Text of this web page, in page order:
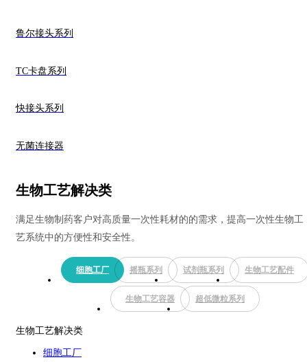
鲁尔接头系列
TC卡盘系列
快接头系列
无菌连接器
生物工艺解决类
满足生物制药客户对高质量一次性耗材的的需求，提高一次性生物工
艺系统中的方便性和安全性。
细胞工厂 摇瓶系列 试剂瓶系列 生物工艺配件
生物工艺容器 超低微粒系列
生物工艺解决类
细胞工厂